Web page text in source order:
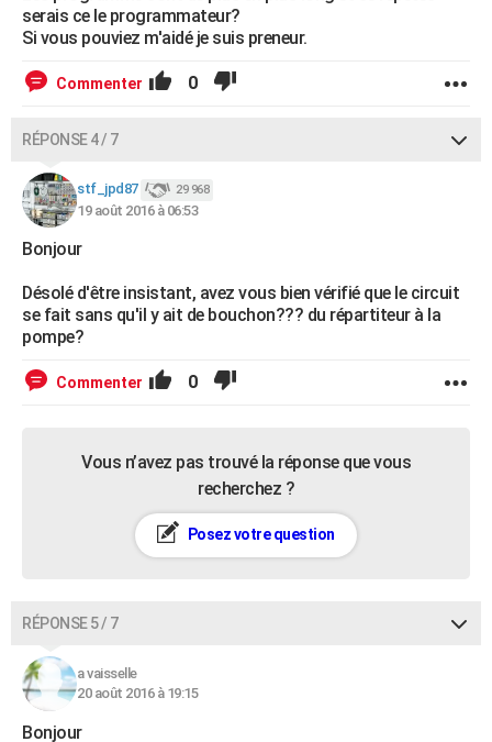
serais ce le programmateur?
Si vous pouviez m'aidé je suis preneur.
Commenter 0
RÉPONSE 4 / 7
stf_jpd87 29 968
19 août 2016 à 06:53
Bonjour
Désolé d'être insistant, avez vous bien vérifié que le circuit
se fait sans qu'il y ait de bouchon??? du répartiteur à la
pompe?
Commenter 0
Vous n’avez pas trouvé la réponse que vous
recherchez ?
Posez votre question
RÉPONSE 5 / 7
a vaisselle
20 août 2016 à 19:15
Bonjour